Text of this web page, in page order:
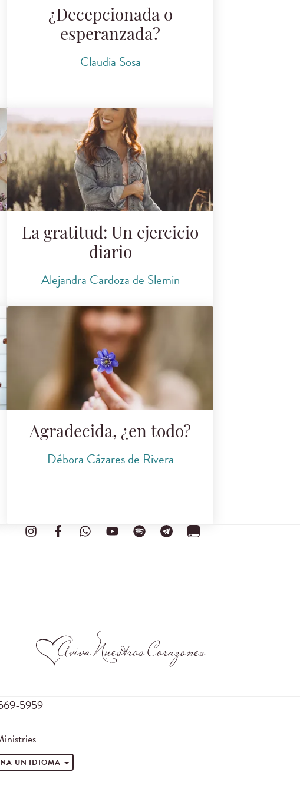
¿Decepcionada o
esperanzada?
Claudia Sosa
La gratitud: Un ejercicio
diario
Alejandra Cardoza de Slemin
Agradecida, ¿en todo?
Débora Cázares de Rivera
5959
UN IDIOMA